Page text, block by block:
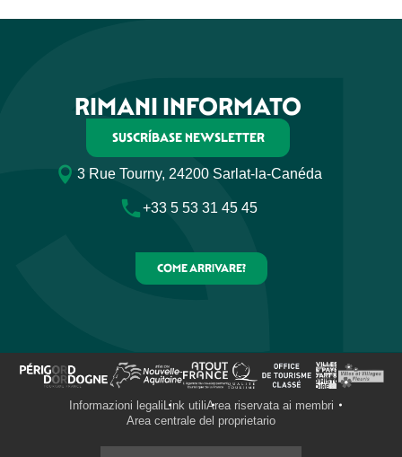
RIMANI INFORMATO
SUSCRÍBASE NEWSLETTER
3 Rue Tourny, 24200 Sarlat-la-Canéda
+33 5 53 31 45 45
COME ARRIVARE?
Informazioni legaliLink utiliArea riservata ai membri
Area centrale del proprietario